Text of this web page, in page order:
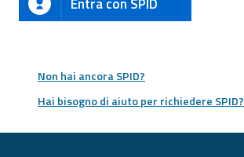
Non hai ancora SPID?
Hai bisogno di aiuto per richiedere SPID?